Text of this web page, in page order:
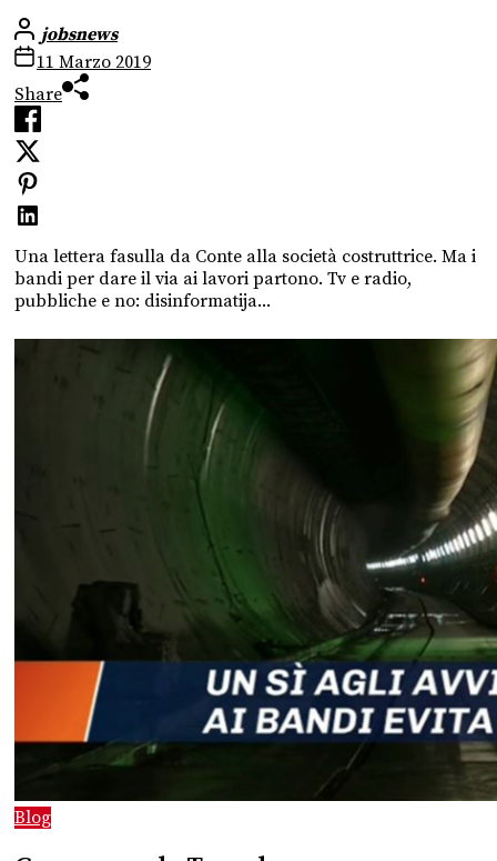
jobsnews
11 Marzo 2019
Share
Una lettera fasulla da Conte alla società costruttrice. Ma i
bandi per dare il via ai lavori partono. Tv e radio,
pubbliche e no: disinformatija...
Blog